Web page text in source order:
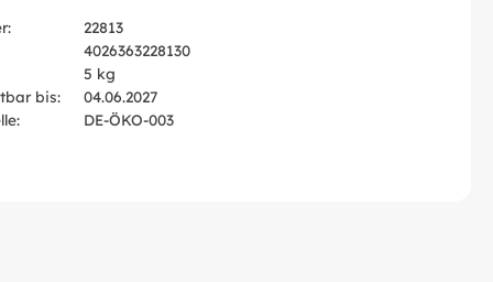
22813
4026363228130
5 kg
bis:
04.06.2027
DE-ÖKO-003